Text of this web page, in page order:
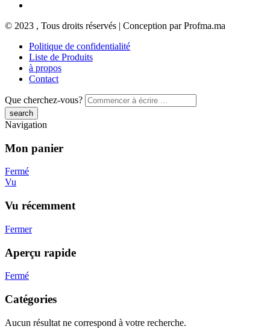
© 2023 , Tous droits réservés | Conception par Profma.ma
Politique de confidentialité
Liste de Produits
à propos
Contact
Que cherchez-vous?
Navigation
Mon panier
Fermé
Vu
Vu récemment
Fermer
Aperçu rapide
Fermé
Catégories
Aucun résultat ne correspond à votre recherche.